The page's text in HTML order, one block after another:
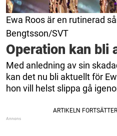
Ewa Roos är en rutinerad
Bengtsson/SVT
Operation kan bli
Med anledning av sin
kan det nu bli aktuellt för
hon vill helst slippa gå